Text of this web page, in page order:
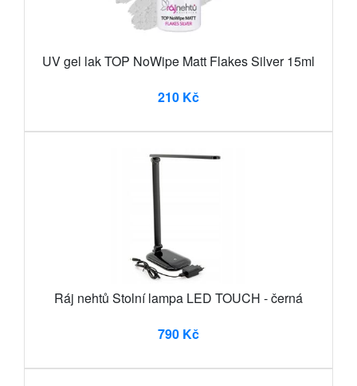
UV gel lak TOP NoWipe Matt Flakes Silver 15ml
210 Kč
Ráj nehtů Stolní lampa LED TOUCH - černá
790 Kč